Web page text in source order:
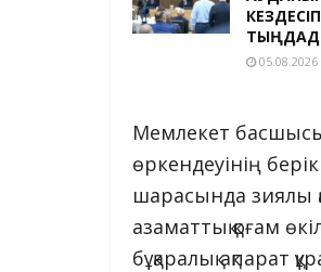
05.08.2026
Мемлекет
өркендеуінің
шарасында зиялы
азаматтық қоғам
бұқаралық ақпарат